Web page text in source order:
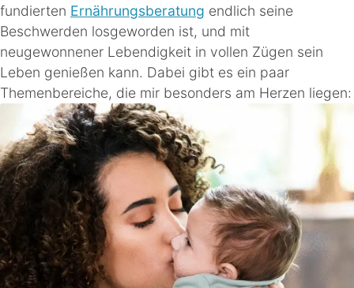
fundierten Ernährungsberatung endlich seine
Beschwerden losgeworden ist, und mit
neugewonnener Lebendigkeit in vollen Zügen sein
Leben genießen kann. Dabei gibt es ein paar
Themenbereiche, die mir besonders am Herzen liegen: